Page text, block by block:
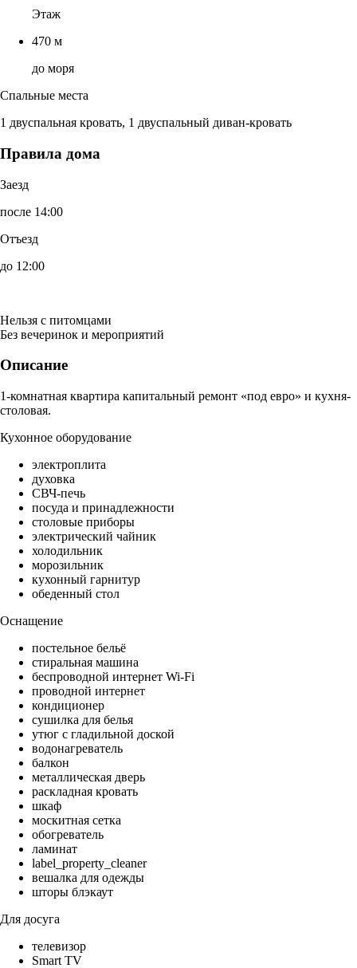
Этаж
470 м
до моря
Спальные места
1 двуспальная кровать, 1 двуспальный диван-кровать
Правила дома
Заезд
после 14:00
Отъезд
до 12:00
Нельзя с питомцами
Без вечеринок и мероприятий
Описание
1-комнатная квартира капитальный ремонт «под евро» и кухня-
столовая.
Кухонное оборудование
электроплита
духовка
СВЧ-печь
посуда и принадлежности
столовые приборы
электрический чайник
холодильник
морозильник
кухонный гарнитур
обеденный стол
Оснащение
постельное бельё
стиральная машина
беспроводной интернет Wi-Fi
проводной интернет
кондиционер
сушилка для белья
утюг с гладильной доской
водонагреватель
балкон
металлическая дверь
раскладная кровать
шкаф
москитная сетка
обогреватель
ламинат
label_property_cleaner
вешалка для одежды
шторы блэкаут
Для досуга
телевизор
Smart TV